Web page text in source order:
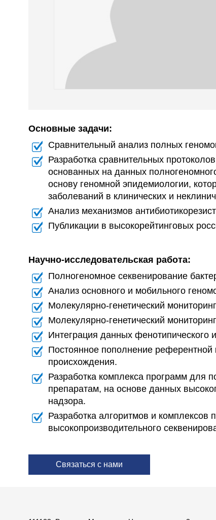
Основные задачи:
Сравнительный анализ полных
Разработка сравнительных
основанных на данных
основу геномной эпидемиологии,
заболеваний в клинических и
Анализ механизмов
Публикации в высокорейтинговых
Научно-исследовательская работа:
Полногеномное секвенирование
Анализ основного и мобильного
Молекулярно-генетический
Молекулярно-генетический
Интеграция данных фенотипического
Постоянное пополнение референтной
происхождения.
Разработка комплекса программ для
препаратам, на основе данных
надзора.
Разработка алгоритмов и комплексов
высокопроизводительного
Связаться с нами